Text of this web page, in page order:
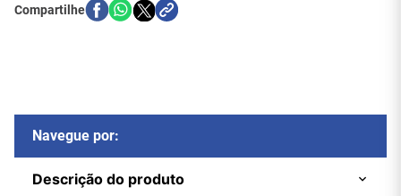
Navegue por:
Descrição do produto